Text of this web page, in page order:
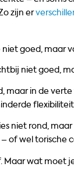
zijn er
goed, maar
niet goed,
in de
flexibiliteit
niet rond, maar
of wel torische
wat moet